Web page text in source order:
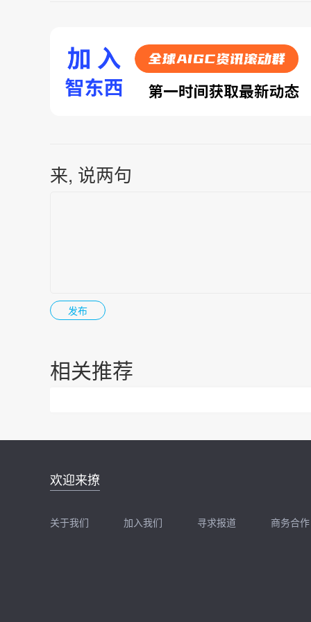
来, 说两句
相关推荐
欢迎来撩
关于我们 加入我们
扫码加我直接扔简历
寻求报道 商务合作
扫码加我直接